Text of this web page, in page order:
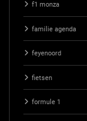
f1 monza
familie agenda
feyenoord
fietsen
formule 1